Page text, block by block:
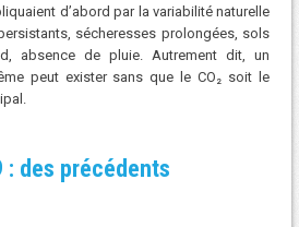
d’abord par la variabilité naturelle
sécheresses prolongées, sols
absence de pluie. Autrement dit, un
peut exister sans que le CO₂ soit le
: des précédents